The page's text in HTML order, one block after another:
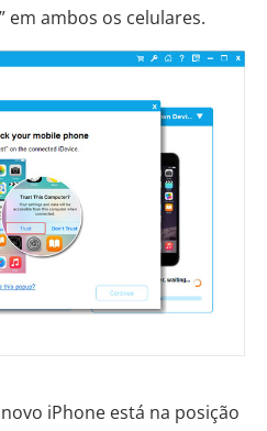
em ambos os celulares.
iPhone está na posição